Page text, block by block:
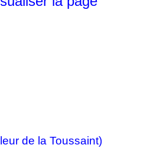
de la Toussaint)